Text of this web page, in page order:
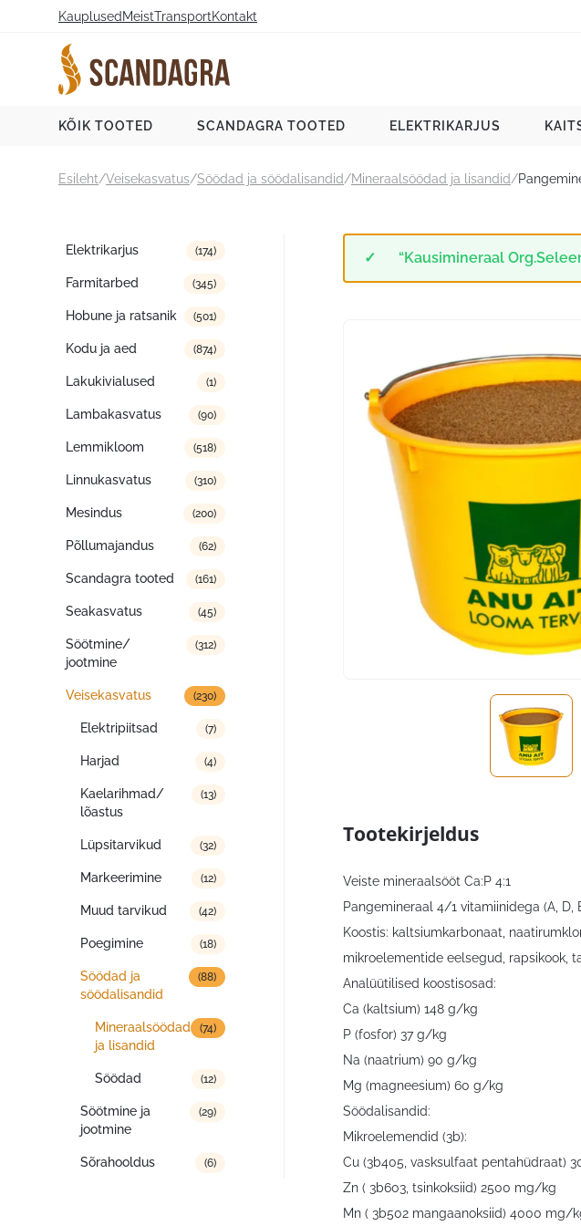
Kauplused MeistTransportKontakt
KÕIK TOOTED SCANDAGRA TOOTED ELEKTRIKARJUS
Esileht/Veisekasvatus/Söödad ja söödalisandid/Mineraalsöödad ja lisandid/
Tootekategooriad
Elektrikarjus (174)
Farmitarbed (345)
Hobune ja ratsanik (501)
Kodu ja aed (874)
Lakukivialused (1)
Lambakasvatus (90)
Lemmikloom (518)
Linnukasvatus (310)
Mesindus (200)
Põllumajandus (62)
Scandagra tooted (161)
Seakasvatus (45)
Söötmine/
jootmine
(312)
Veisekasvatus (230)
Elektripiitsad (7)
Harjad (4)
Kaelarihmad/
lõastus
(13)
Lüpsitarvikud (32)
Markeerimine (12)
Muud tarvikud (42)
Poegimine (18)
Söödad ja
söödalisandid
(88)
Mineraalsöödad
ja lisandid
(74)
Söödad (12)
Söötmine ja
jootmine
(29)
Sõrahooldus (6)
“Kausimineraal
Tootekirjeldus
Veiste mineraalsööt Ca:P 4:1
Pangemineraal 4/1 vitamiinidega (A, D,
Koostis: kaltsiumkarbonaat,
mikroelementide eelsegud, rapsikook,
Analüütilised koostisosad:
Ca (kaltsium) 148 g/kg
P (fosfor) 37 g/kg
Na (naatrium) 90 g/kg
Mg (magneesium) 60 g/kg
Söödalisandid:
Mikroelemendid (3b):
Cu (3b405, vasksulfaat pentahüdraat)
Zn ( 3b603, tsinkoksiid) 2500 mg/kg
Mn ( 3b502 mangaanoksiid) 4000 mg/